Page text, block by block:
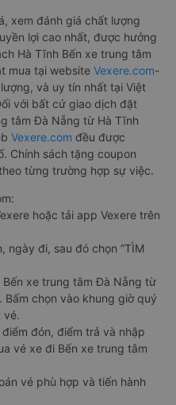
xem đánh giá chất lượng
lợi cao nhất, được hưởng
Hà Tĩnh Bến xe trung tâm
mua tại website Vexere.com-
và uy tín nhất tại Việt
với bất cứ giao dịch đặt
tâm Đà Nẵng từ Hà Tĩnh
Vexere.com đều được
Chính sách tặng coupon
từng trường hợp sự việc.
hoặc tải app Vexere trên
ngày đi, sau đó chọn “TÌM
xe trung tâm Đà Nẵng từ
Bấm chọn vào khung giờ quý
vé.
đón, điểm trả và nhập
vé xe đi Bến xe trung tâm
vé phù hợp và tiến hành